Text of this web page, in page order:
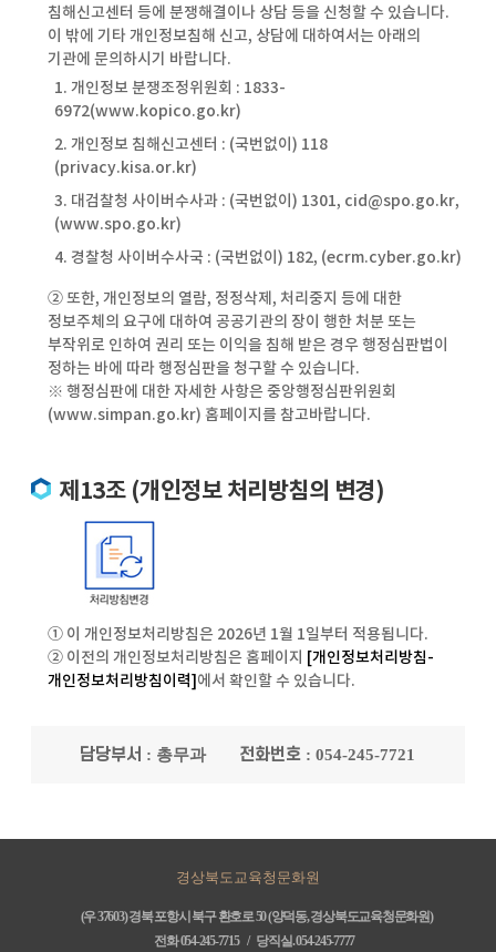
침해신고센터 등에 분쟁해결이나 상담 등을 신청할 수 있습니다.
이 밖에 기타 개인정보침해 신고, 상담에 대하여서는 아래의
기관에 문의하시기 바랍니다.
1. 개인정보 분쟁조정위원회 : 1833-
6972(www.kopico.go.kr)
2. 개인정보 침해신고센터 : (국번없이) 118
(privacy.kisa.or.kr)
3. 대검찰청 사이버수사과 : (국번없이) 1301, cid@spo.go.kr,
(www.spo.go.kr)
4. 경찰청 사이버수사국 : (국번없이) 182, (ecrm.cyber.go.kr)
② 또한, 개인정보의 열람, 정정삭제, 처리중지 등에 대한
정보주체의 요구에 대하여 공공기관의 장이 행한 처분 또는
부작위로 인하여 권리 또는 이익을 침해 받은 경우 행정심판법이
정하는 바에 따라 행정심판을 청구할 수 있습니다.
※ 행정심판에 대한 자세한 사항은 중앙행정심판위원회
(www.simpan.go.kr) 홈페이지를 참고바랍니다.
제13조 (개인정보 처리방침의 변경)
① 이 개인정보처리방침은 2026년 1월 1일부터 적용됩니다.
② 이전의 개인정보처리방침은 홈페이지 [개인정보처리방침-
개인정보처리방침이력]에서 확인할 수 있습니다.
담당부서 : 총무과 전화번호 : 054-245-7721
경상북도교육청문화원
(우 37603) 경북 포항시 북구 환호로 50 (양덕동, 경상북도교육청문화원)
전화 054-245-7715 / 당직실.054-245-7777